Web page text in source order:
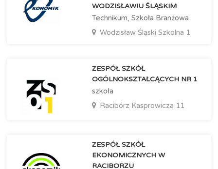
WODZISŁAWIU ŚLĄSKIM
Technikum, Szkoła Branżowa
Wodzisław Śląski Szkolna 1
ZESPÓŁ SZKÓŁ
OGÓLNOKSZTAŁCĄCYCH NR 1
szkoła
Racibórz Kasprowicza 11
ZESPÓŁ SZKÓŁ
EKONOMICZNYCH W
RACIBORZU